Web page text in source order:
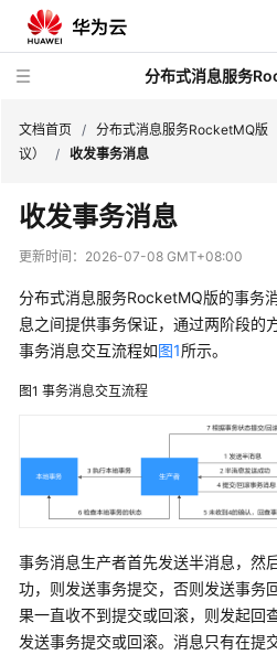
分布式消息服务
最
新
动
服
务
告
品
介
绍
计
费
说
明
文档首页 / 分布式消息服务RocketMQ版
议）
/ 收发事务消息
收发事务消息
更新时间： 2026-07-08 GMT+08:00
分布式消息服务RocketMQ版的事务
息之间提供事务保证，通过两阶段的
事务消息交互流程如图1所示。
图1 事务消息交互流程
事务消息生产者首先发送半消息，然
功，则发送事务提交，否则发送事务
果一直收不到提交或回滚，则发起回
发送事务提交或回滚。消息只有在提